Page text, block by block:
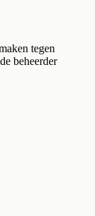
tegen
beheerder